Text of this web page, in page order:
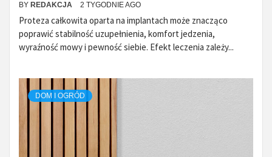
BY REDAKCJA 2 TYGODNIE AGO
Proteza całkowita oparta na implantach może znacząco
poprawić stabilność uzupełnienia, komfort jedzenia,
wyraźność mowy i pewność siebie. Efekt leczenia zależy...
DOM I OGRÓD